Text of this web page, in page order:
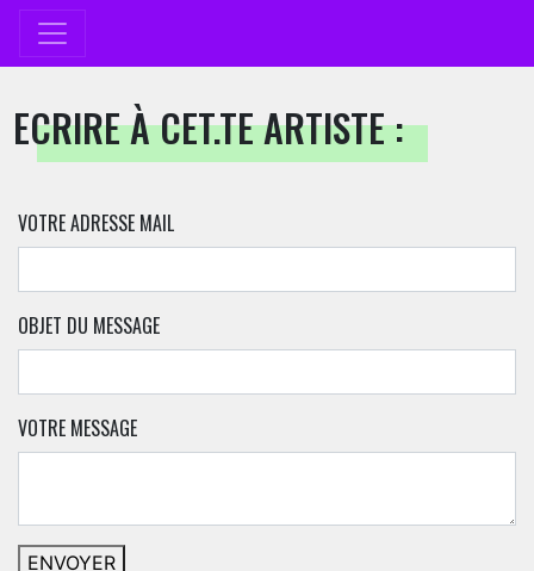
ECRIRE À CET.TE ARTISTE :
VOTRE ADRESSE MAIL
OBJET DU MESSAGE
VOTRE MESSAGE